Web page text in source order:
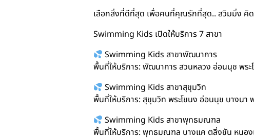
เลือกสิ่งที่ดีที่สุด เพื่อคนที่คุณรักที่สุด.. สวิมมิ่ง คิด
Swimming Kids เปิดให้บริการ 7 สาขา
Swimming Kids สาขาพัฒนาการ
พื้นที่ให้บริการ: พัฒนาการ สวนหลวง อ่อนนุช พระ
Swimming Kids สาขาสุขุมวิท
พื้นที่ให้บริการ: สุขุมวิท พระโขนง อ่อนนุช บางนา
Swimming Kids สาขาพุทธมณฑล
พื้นที่ให้บริการ: พุทธมณฑล บางแค ตลิ่งชัน หนอ